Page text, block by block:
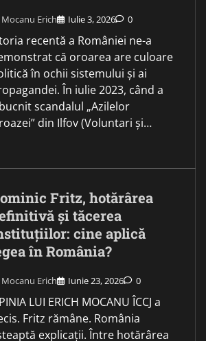
Mocanu Erich Iulie 3, 2026 0
recentă a României ne-a
că oroarea are culoare
în ochii sistemului și ai
În iulie 2023, când a
scandalul „Azilelor
din Ilfov (Voluntari și…
Fritz, hotărârea
și tăcerea
cine aplică
în România?
Mocanu Erich Iunie 23, 2026 0
LUI ERICH MOCANU ÎCCJ a
Fritz rămâne. România
explicații. Între hotărârea